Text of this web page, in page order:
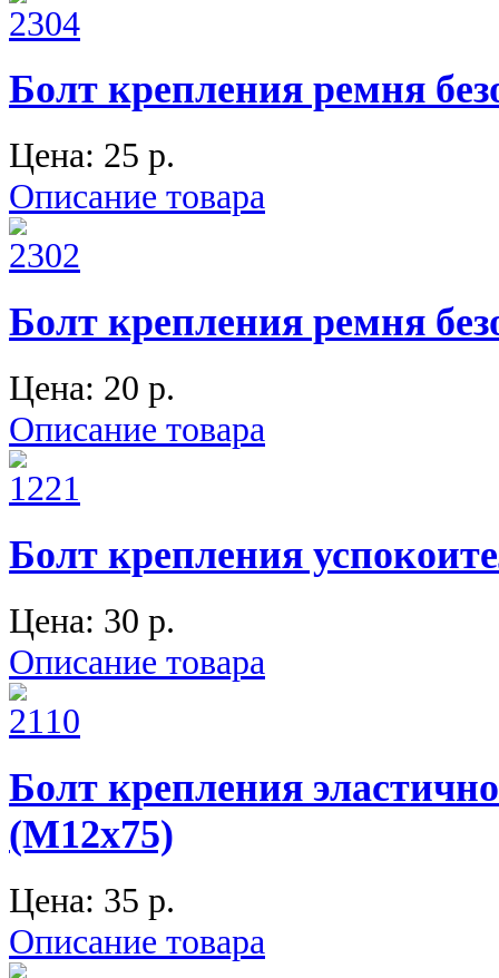
Болт крепления ремня
Цена: 25 p.
Описание товара
Болт крепления ремня
Цена: 20 p.
Описание товара
Болт крепления
Цена: 30 p.
Описание товара
Болт крепления
(М12х75)
Цена: 35 p.
Описание товара